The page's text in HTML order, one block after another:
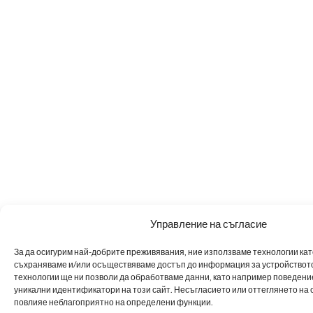
Управление на съгласие
За да осигурим най-добрите преживявания, ние използваме технологии
съхраняваме и/или осъществяваме достъп до информация за
технологии ще ни позволи да обработваме данни, като например
уникални идентификатори на този сайт. Несъгласието или оттеглянето на
повлияе неблагоприятно на определени функции.